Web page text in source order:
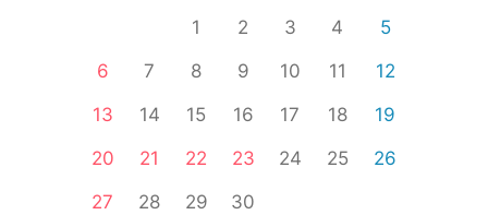
1 2 3 4
5
6
7 8 9 10 11
12
13
14 15 16 17 18
19
20
21 22 23 24 25
26
27
28 29 30